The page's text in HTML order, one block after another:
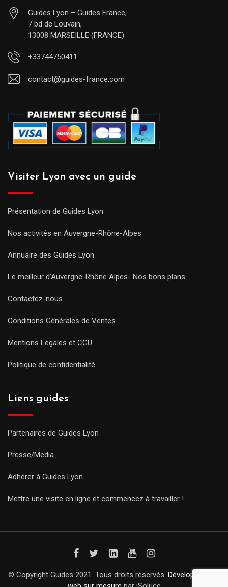
Guides Lyon – Guides France,
7 bd de Louvain,
13008 MARSEILLE (FRANCE)
+33744750411
contact@guides-france.com
Visiter Lyon avec un guide
Présentation de Guides Lyon
Nos activités en Auvergne-Rhône-Alpes
Annuaire des Guides Lyon
Le meilleur d’Auvergne-Rhône Alpes- Nos bons plans
Contactez-nous
Conditions Générales de Ventes
Mentions Légales et CGU
Politique de confidentialité
Liens guides
Partenaires de Guides Lyon
Presse/Media
Adhérer à Guides Lyon
Mettre une visite en ligne et commencez à travailler !
© Copyright Guides 2021. Tous droits réservés. Développement